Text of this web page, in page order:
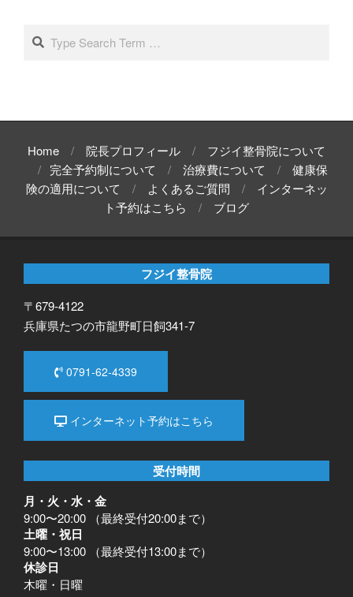
ブSearch
Home 院長プロフィール
フジイ整骨院について
完全予約制について
治療費について
健康保
険の適用について
よくあるご質問
インターネッ
ト予約はこちら
ブログ
フジイ整骨院
〒679-4122
兵庫県たつの市龍野町日飼341-7
0791-62-4339
インターネット予約はこちら
受付時間
月・火・水・金
9:00〜20:00 （最終受付20:00まで）
土曜・祝日
9:00〜13:00 （最終受付13:00まで）
休診日
木曜・日曜